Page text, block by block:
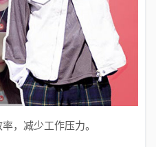
，减少工作压力。